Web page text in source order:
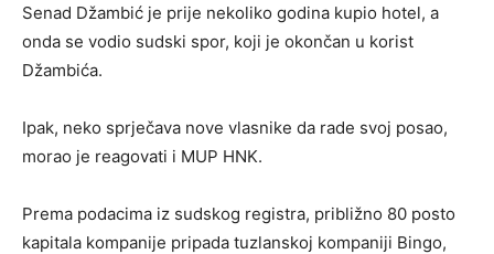
Senad Džambić je prije nekoliko godina kupio hotel, a
onda se vodio sudski spor, koji je okončan u korist
Džambića.
Ipak, neko sprječava nove vlasnike da rade svoj posao,
morao je reagovati i MUP HNK.
​Prema podacima iz sudskog registra, približno 80 posto
kapitala kompanije pripada tuzlanskoj kompaniji Bingo,